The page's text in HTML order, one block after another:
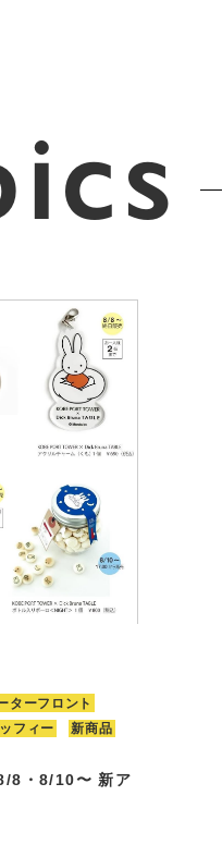
ターフロント
フィー
新商品
8・8/10〜 新ア